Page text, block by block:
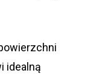
idealną